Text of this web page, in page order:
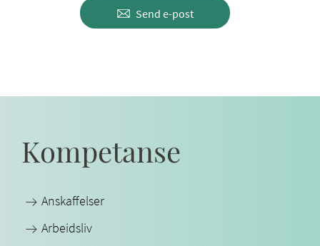
Send e-post
Kompetanse
Anskaffelser
Arbeidsliv